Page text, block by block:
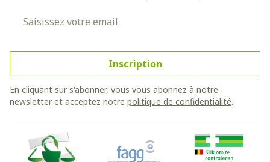
Inscription
En cliquant sur s'abonner, vous vous abonnez à notre
newsletter et acceptez notre politique de confidentialité.